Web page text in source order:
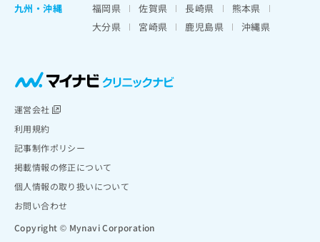
九州・沖縄
福岡県 佐賀県 長崎県
熊本県
大分県
宮崎県 鹿児島県 沖縄県
運営会社
利用規約
記事制作ポリシー
掲載情報の修正について
個人情報の取り扱いについて
お問い合わせ
Copyright © Mynavi Corporation